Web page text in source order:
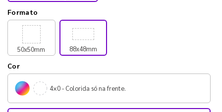
Formato
50x50mm 88x48mm
Cor
4×0 - Colorida só na frente.